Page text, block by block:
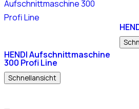
HENDI Aufschnittmaschine
300 Profi Line
Schnellansicht